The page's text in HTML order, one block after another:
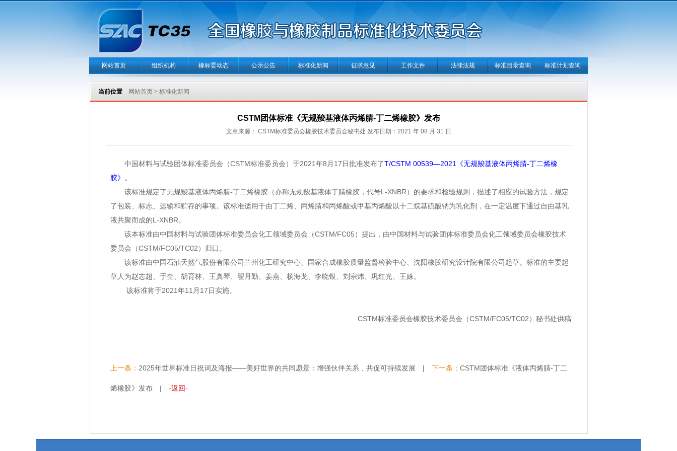
网站首页 组织机构 橡标委动态 公示公告 标准化新闻 征求意见 工作文件 法律法规 标准目录查询 标准计划查询
当前位置 网站首页> 标准化新闻
CSTM团体标准《无规羧基液体丙烯腈-丁二烯橡胶》发布
文章来源： CSTM标准委员会橡胶技术委员会秘书处 发布日期：2021 年 08 月 31 日
中国材料与试验团体标准委员会（CSTM标准委员会）于2021年8月17日批准发布了T/CSTM 00539—2021《无规羧基液体丙烯腈-丁二烯橡
胶》。
该标准规定了无规羧基液体丙烯腈-丁二烯橡胶（亦称无规羧基液体丁腈橡胶，代号L-XNBR）的要求和检验规则，描述了相应的试验方法，规定
了包装、标志、运输和贮存的事项。该标准适用于由丁二烯、丙烯腈和丙烯酸或甲基丙烯酸以十二烷基硫酸钠为乳化剂，在一定温度下通过自由基乳
液共聚而成的L-XNBR。
该本标准由中国材料与试验团体标准委员会化工领域委员会（CSTM/FC05）提出，由中国材料与试验团体标准委员会化工领域委员会橡胶技术
委员会（CSTM/FC05/TC02）归口。
该标准由中国石油天然气股份有限公司兰州化工研究中心、国家合成橡胶质量监督检验中心、沈阳橡胶研究设计院有限公司起草。标准的主要起
草人为赵志超、于奎、胡育林、王真琴、翟月勤、姜燕、杨海龙、李晓银、刘宗炜、巩红光、王姝。
该标准将于2021年11月17日实施。
CSTM标准委员会橡胶技术委员会（CSTM/FC05/TC02）秘书处供稿
上一条： 2025年世界标准日祝词及海报——美好世界的共同愿景：增强伙伴关系，共促可持续发展 | 下一条： CSTM团体标准《液体丙烯腈-丁二
烯橡胶》发布| -返回-